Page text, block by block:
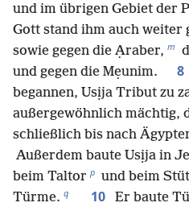
und im übrigen Gebiet der
Gott stand ihm auch weiter
sowie gegen die Ạraber, m
und gegen die Mẹunim.
8
begannen, Usịja Tribut zu
außergewöhnlich mächtig,
schließlich bis nach
Außerdem baute Usịja in
beim Taltor p und beim
Türme. q 10 Er baute